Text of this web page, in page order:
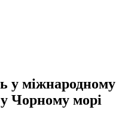
у міжнародному
у Чорному морі